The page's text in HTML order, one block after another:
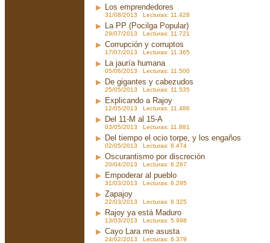
Los emprendedores
31/08/2013 Lecturas: 11.428
La PP (Pocilga Popular)
29/07/2013 Lecturas: 11.721
Corrupción y corruptos
17/07/2013 Lecturas: 11.365
La jauría humana
05/06/2013 Lecturas: 11.500
De gigantes y cabezudos
25/05/2013 Lecturas: 11.535
Explicando a Rajoy
12/05/2013 Lecturas: 11.486
Del 11-M al 15-A
03/05/2013 Lecturas: 11.881
Del tiempo el ocio torpe, y los engaños
02/05/2013 Lecturas: 6.474
Oscurantismo por discreción
20/04/2013 Lecturas: 6.267
Empoderar al pueblo
31/03/2013 Lecturas: 6.295
Zapajoy
22/03/2013 Lecturas: 6.325
Rajoy ya está Maduro
13/03/2013 Lecturas: 5.998
Cayo Lara me asusta
24/02/2013 Lecturas: 6.379